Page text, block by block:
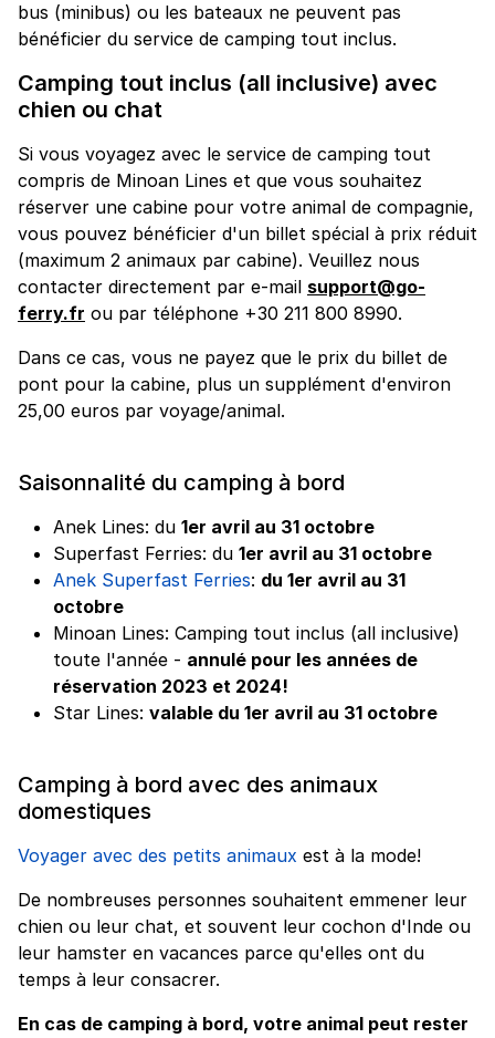
bus (minibus) ou les bateaux ne peuvent pas
bénéficier du service de camping tout inclus.
Camping tout inclus (all inclusive) avec
chien ou chat
Si vous voyagez avec le service de camping tout
compris de Minoan Lines et que vous souhaitez
réserver une cabine pour votre animal de compagnie,
vous pouvez bénéficier d'un billet spécial à prix réduit
(maximum 2 animaux par cabine). Veuillez nous
contacter directement par e-mail support@go-
ferry.fr ou par téléphone +30 211 800 8990.
Dans ce cas, vous ne payez que le prix du billet de
pont pour la cabine, plus un supplément d'environ
25,00 euros par voyage/animal.
Saisonnalité du camping à bord
Anek Lines: du 1er avril au 31 octobre
Superfast Ferries: du 1er avril au 31 octobre
Anek Superfast Ferries: du 1er avril au 31
octobre
Minoan Lines: Camping tout inclus (all inclusive)
toute l'année - annulé pour les années de
réservation 2023 et 2024!
Star Lines: valable du 1er avril au 31 octobre
Camping à bord avec des animaux
domestiques
Voyager avec des petits animaux est à la mode!
De nombreuses personnes souhaitent emmener leur
chien ou leur chat, et souvent leur cochon d'Inde ou
leur hamster en vacances parce qu'elles ont du
temps à leur consacrer.
En cas de camping à bord, votre animal peut rester